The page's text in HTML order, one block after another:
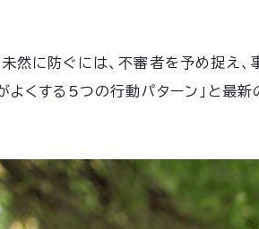
然に防ぐには、不審者を予め捉え
よくする5つの行動パターン」と最